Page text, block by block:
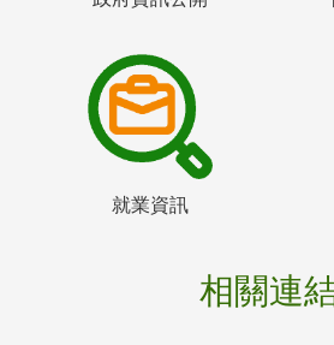
就業資訊
相關連